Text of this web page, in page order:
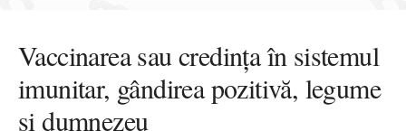
Stari afective
Zice Dunia
Călătorii
Vaccinarea sau credința în sistemul
imunitar, gândirea pozitivă, legume
și dumnezeu